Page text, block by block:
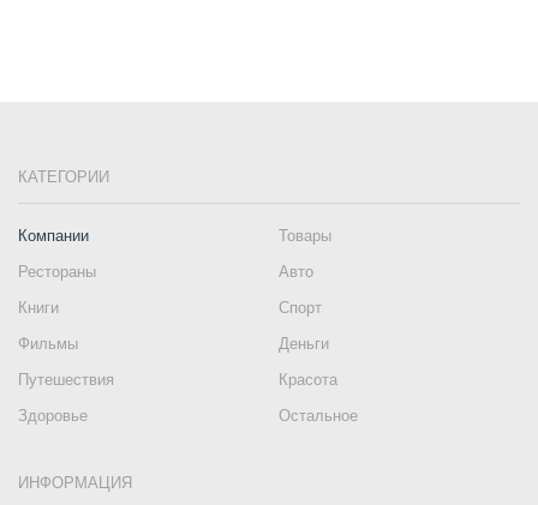
КАТЕГОРИИ
Компании
Товары
Рестораны
Авто
Книги
Спорт
Фильмы
Деньги
Путешествия
Красота
Здоровье
Остальное
ИНФОРМАЦИЯ